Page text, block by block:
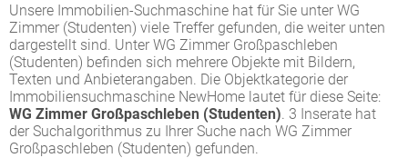
Unsere Immobilien-Suchmaschine hat für Sie unter WG
Zimmer (Studenten) viele Treffer gefunden, die weiter unten
dargestellt sind. Unter WG Zimmer Großpaschleben
(Studenten) befinden sich mehrere Objekte mit Bildern,
Texten und Anbieterangaben. Die Objektkategorie der
Immobiliensuchmaschine NewHome lautet für diese Seite:
WG Zimmer Großpaschleben (Studenten). 3 Inserate hat
der Suchalgorithmus zu Ihrer Suche nach WG Zimmer
Großpaschleben (Studenten) gefunden.